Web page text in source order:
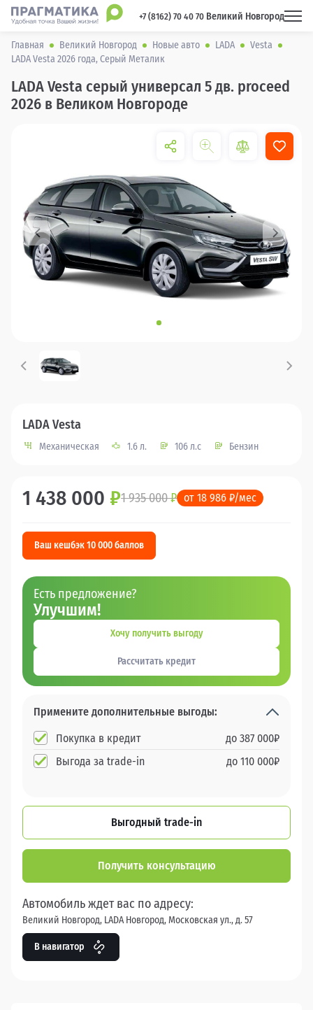
+7 (8162) 70 40 70 Великий Новгород
Главная Великий Новгород Новые авто LADA
Vesta
LADA Vesta 2026 года, Серый Металик
LADA Vesta серый универсал 5 дв. proceed
2026 в Великом Новгороде
LADA Vesta
Механическая 1.6 л. 106 л.с Бензин
1 438 000 ₽1 935 000₽ от 18 986 ₽/мес
Ваш кешбэк 10 000 баллов
Есть предложение?
Улучшим!
Хочу получить выгоду
Рассчитать кредит
Примените дополнительные выгоды:
Покупка в кредит
до 387 000₽
Выгода за trade-in
до 110 000₽
Выгодный trade-in
Получить консультацию
Автомобиль ждет вас по адресу:
Великий Новгород, LADA Новгород, Московская ул., д. 57
В навигатор